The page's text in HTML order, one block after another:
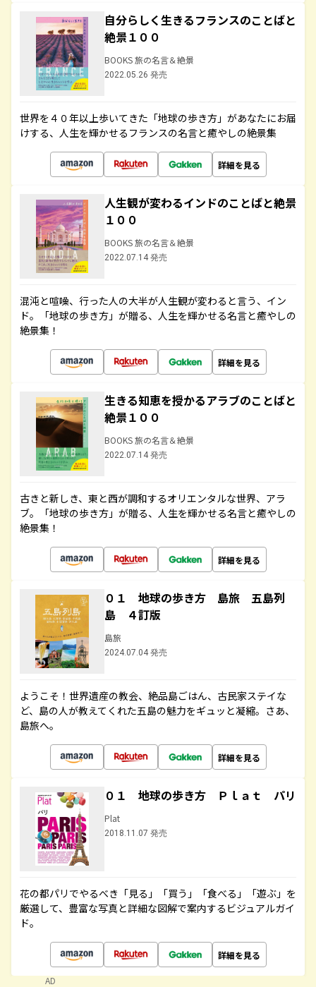
自分らしく生きるフランスのことばと
絶景１００
BOOKS 旅の名言＆絶景
2022.05.26 発売
世界を４０年以上歩いてきた「地球の歩き方」があなたにお届
けする、人生を輝かせるフランスの名言と癒やしの絶景集
詳細を見る
人生観が変わるインドのことばと絶景
１００
BOOKS 旅の名言＆絶景
2022.07.14 発売
混沌と喧噪、行った人の大半が人生観が変わると言う、イン
ド。「地球の歩き方」が贈る、人生を輝かせる名言と癒やしの
絶景集！
詳細を見る
生きる知恵を授かるアラブのことばと
絶景１００
BOOKS 旅の名言＆絶景
2022.07.14 発売
古きと新しき、東と西が調和するオリエンタルな世界、アラ
ブ。「地球の歩き方」が贈る、人生を輝かせる名言と癒やしの
絶景集！
詳細を見る
０１ 地球の歩き方 島旅 五島列
島 ４訂版
島旅
2024.07.04 発売
ようこそ！世界遺産の教会、絶品島ごはん、古民家ステイな
ど、島の人が教えてくれた五島の魅力をギュッと凝縮。さあ、
島旅へ。
詳細を見る
０１ 地球の歩き方 Ｐｌａｔ パリ
Plat
2018.11.07 発売
花の都パリでやるべき「見る」「買う」「食べる」「遊ぶ」を
厳選して、豊富な写真と詳細な図解で案内するビジュアルガイ
ド。
詳細を見る
AD